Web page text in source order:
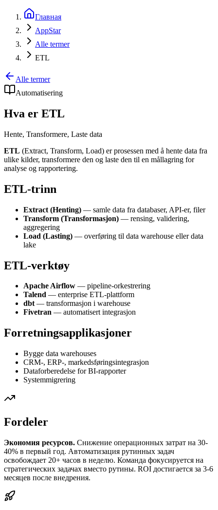
Главная
AppStar
Alle termer
ETL
Alle termer
Automatisering
Hva er ETL
Hente, Transformere, Laste data
ETL (Extract, Transform, Load) er prosessen med å hente data fra
ulike kilder, transformere den og laste den til en mållagring for
analyse og rapportering.
ETL-trinn
Extract (Henting) — samle data fra databaser, API-er, filer
Transform (Transformasjon) — rensing, validering,
aggregering
Load (Lasting) — overføring til data warehouse eller data
lake
ETL-verktøy
Apache Airflow — pipeline-orkestrering
Talend — enterprise ETL-plattform
dbt— transformasjon i warehouse
Fivetran — automatisert integrasjon
Forretningsapplikasjoner
Bygge data warehouses
CRM-, ERP-, markedsføringsintegrasjon
Dataforberedelse for BI-rapporter
Systemmigrering
Fordeler
Экономия ресурсов. Снижение операционных затрат на 30-
40% в первый год. Автоматизация рутинных задач
освобождает 20+ часов в неделю. Команда фокусируется на
стратегических задачах вместо рутины. ROI достигается за 3-6
месяцев после внедрения.